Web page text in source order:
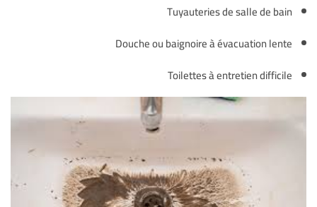
Tuyauteries de salle de bain
Douche ou baignoire à évacuation lente
Toilettes à entretien difficile